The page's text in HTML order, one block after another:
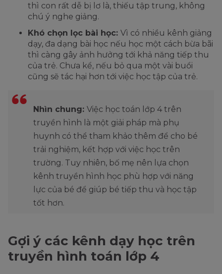
thì con rất dễ bị lơ là, thiếu tập trung, không
chú ý nghe giảng.
Khó chọn lọc bài học: Vì có nhiều kênh giảng
dạy, đa dạng bài học nếu học một cách bừa bãi
thì càng gây ảnh hưởng tới khả năng tiếp thu
của trẻ. Chưa kể, nếu bỏ qua một vài buổi
cũng sẽ tác hại hơn tới việc học tập của trẻ.
Nhìn chung: Việc học toán lớp 4 trên
truyền hình là một giải pháp mà phụ
huynh có thể tham khảo thêm để cho bé
trải nghiệm, kết hợp với việc học trên
trường. Tuy nhiên, bố mẹ nên lựa chọn
kênh truyền hình học phù hợp với năng
lực của bé để giúp bé tiếp thu và học tập
tốt hơn.
Gợi ý các kênh dạy học trên
truyền hình toán lớp 4